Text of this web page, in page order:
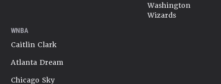
Washington
Wizards
WNBA
Caitlin Clark
Atlanta Dream
Chicago Sky